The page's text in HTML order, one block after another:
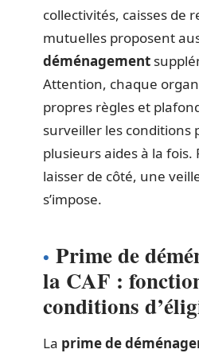
collectivités, caisses de
mutuelles proposent
déménagement
Attention, chaque
propres règles et
surveiller les conditions
plusieurs aides à la fois.
laisser de côté, une
s’impose.
Prime de
la CAF :
conditions
La prime de